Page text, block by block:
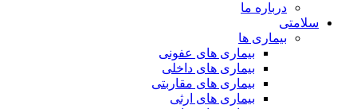
درباره ما
سلامتی
بیماری ها
بیماری های عفونی
بیماری های داخلی
بیماری های مقاربتی
بیماری های ارثی